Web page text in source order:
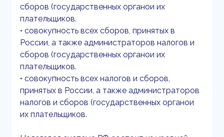
сборов (государственных органои их
плательщиков.
• совокупность всех сборов, принятых в
России, а также администраторов налогов и
сборов (государственных органои их
плательщиков.
• совокупность всех налогов и сборов,
принятых в России, а также администраторов
налогов и сборов (государственных органои
их плательщиков.